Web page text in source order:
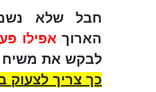
חבל שלא
הארוך אפילו
לבקש את משיח
כך צריך לצעוק